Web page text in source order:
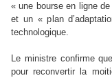
« une bourse en ligne
et un « plan
technologique.
Le ministre confirme
pour reconvertir la